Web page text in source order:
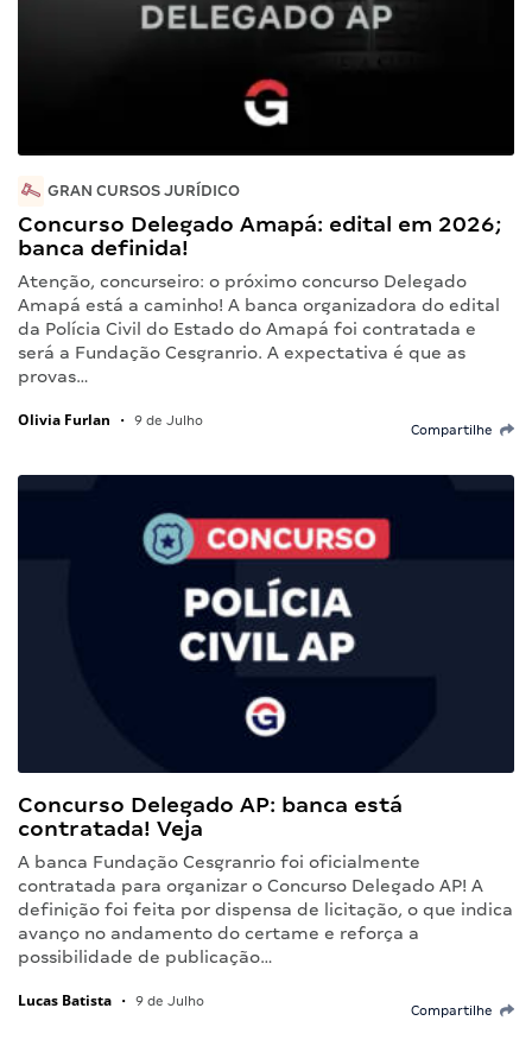
GRAN CURSOS JURÍDICO
Concurso Delegado Amapá: edital em 2026;
banca definida!
Atenção, concurseiro: o próximo concurso Delegado
Amapá está a caminho! A banca organizadora do edital
da Polícia Civil do Estado do Amapá foi contratada e
será a Fundação Cesgranrio. A expectativa é que as
provas…
Olivia Furlan • 9 de Julho
Compartilhe
Concurso Delegado AP: banca está
contratada! Veja
A banca Fundação Cesgranrio foi oficialmente
contratada para organizar o Concurso Delegado AP! A
definição foi feita por dispensa de licitação, o que indica
avanço no andamento do certame e reforça a
possibilidade de publicação…
Lucas Batista • 9 de Julho
Compartilhe